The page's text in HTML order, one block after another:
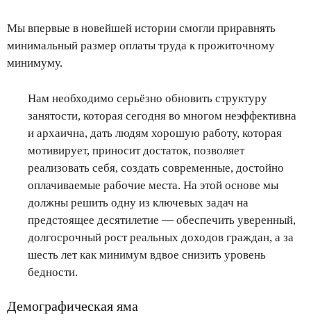
Мы впервые в новейшей истории смогли приравнять
минимальный размер оплаты труда к прожиточному
минимуму.
Нам необходимо серьёзно обновить структуру
занятости, которая сегодня во многом неэффективна
и архаична, дать людям хорошую работу, которая
мотивирует, приносит достаток, позволяет
реализовать себя, создать современные, достойно
оплачиваемые рабочие места. На этой основе мы
должны решить одну из ключевых задач на
предстоящее десятилетие — обеспечить уверенный,
долгосрочный рост реальных доходов граждан, а за
шесть лет как минимум вдвое снизить уровень
бедности.
Демографическая яма